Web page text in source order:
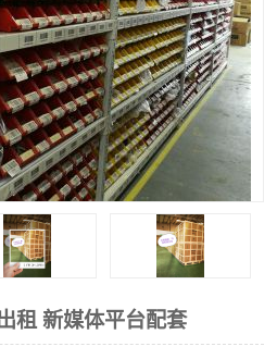
租 新媒体平台配套
上海电商代发货仓库